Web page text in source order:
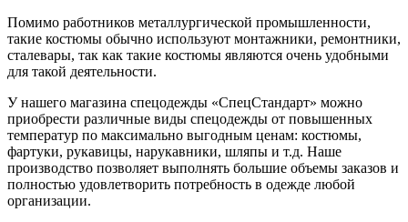
Помимо работников металлургической промышленности,
такие костюмы обычно используют монтажники, ремонтники,
сталевары, так как такие костюмы являются очень удобными
для такой деятельности.
У нашего магазина спецодежды «СпецСтандарт» можно
приобрести различные виды спецодежды от повышенных
температур по максимально выгодным ценам: костюмы,
фартуки, рукавицы, нарукавники, шляпы и т.д. Наше
производство позволяет выполнять большие объемы заказов и
полностью удовлетворить потребность в одежде любой
организации.